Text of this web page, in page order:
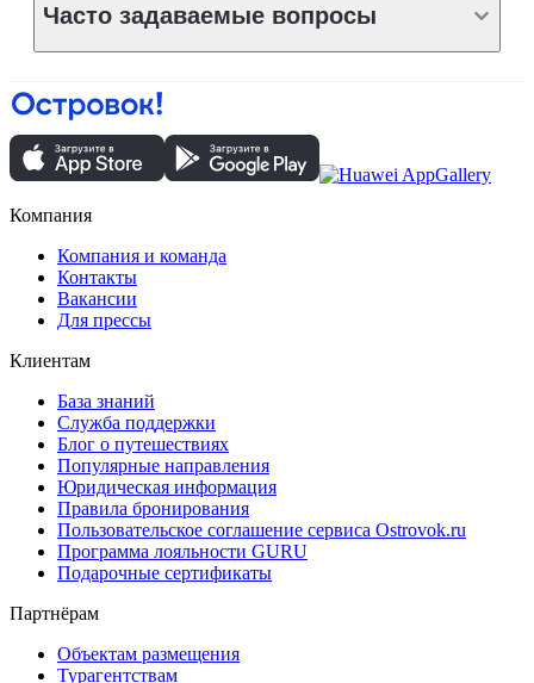
Часто задаваемые вопросы
Компания
Компания и команда
Контакты
Вакансии
Для прессы
Клиентам
База знаний
Служба поддержки
Блог о путешествиях
Популярные направления
Юридическая информация
Правила бронирования
Пользовательское соглашение сервиса Ostrovok.ru
Программа лояльности GURU
Подарочные сертификаты
Партнёрам
Объектам размещения
Турагентствам